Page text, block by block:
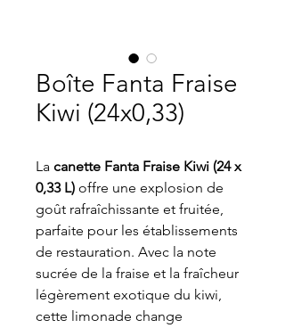
Boîte Fanta Fraise
Kiwi (24x0,33)
La canette Fanta Fraise Kiwi (24 x
0,33 L) offre une explosion de
goût rafraîchissante et fruitée,
parfaite pour les établissements
de restauration. Avec la note
sucrée de la fraise et la fraîcheur
légèrement exotique du kiwi,
cette limonade change